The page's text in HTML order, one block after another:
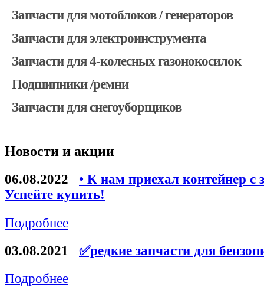
Запчасти для мотокос Stihl / Husqvarna / Oleo-mac / Echo и
Запчасти для мотоблоков / генераторов
Запчасти для электроинструмента
Двигатели, редукторы для шуруповертов
Выключатели, переключатели
Запчасти для УШМ (болгарок)
Запчасти для электроинструмента другие
Запчасти для компрессоров
Конденсаторы
Ремни для электроинструмента
Запчасти для 4-колесных газонокосилок
Подшипники /ремни
Запчасти для снегоуборщиков
Новости и акции
06.08.2022
• К нам приехал контейнер с
Успейте купить!
Подробнее
03.08.2021
✅редкие запчасти для
Подробнее